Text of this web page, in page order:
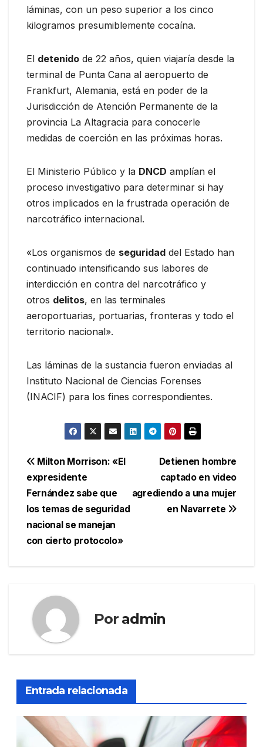
láminas, con un peso superior a los cinco
kilogramos presumiblemente cocaína.
El detenido de 22 años, quien viajaría desde la
terminal de Punta Cana al aeropuerto de
Frankfurt, Alemania, está en poder de la
Jurisdicción de Atención Permanente de la
provincia La Altagracia para conocerle
medidas de coerción en las próximas horas.
El Ministerio Público y la DNCD amplían el
proceso investigativo para determinar si hay
otros implicados en la frustrada operación de
narcotráfico internacional.
«Los organismos de seguridad del Estado han
continuado intensificando sus labores de
interdicción en contra del narcotráfico y
otros delitos, en las terminales
aeroportuarias, portuarias, fronteras y todo el
territorio nacional».
Las láminas de la sustancia fueron enviadas al
Instituto Nacional de Ciencias Forenses
(INACIF) para los fines correspondientes.
Navegación
de
entradas
Detienen hombre
captado en video
agrediendo a una mujer
en Navarrete
Milton Morrison: «El
expresidente
Fernández sabe que
los temas de seguridad
nacional se manejan
con cierto protocolo»
Por admin
Entrada relacionada